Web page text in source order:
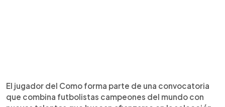
El jugador del Como forma parte de una convocatoria
que combina futbolistas campeones del mundo con